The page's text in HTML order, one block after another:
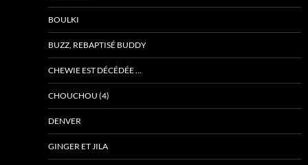
BOULKI
BUZZ, REBAPTISÉ BUDDY
CHEWIE EST DÉCÉDÉE …
CHOUCHOU (4)
DENVER
GINGER ET JILA